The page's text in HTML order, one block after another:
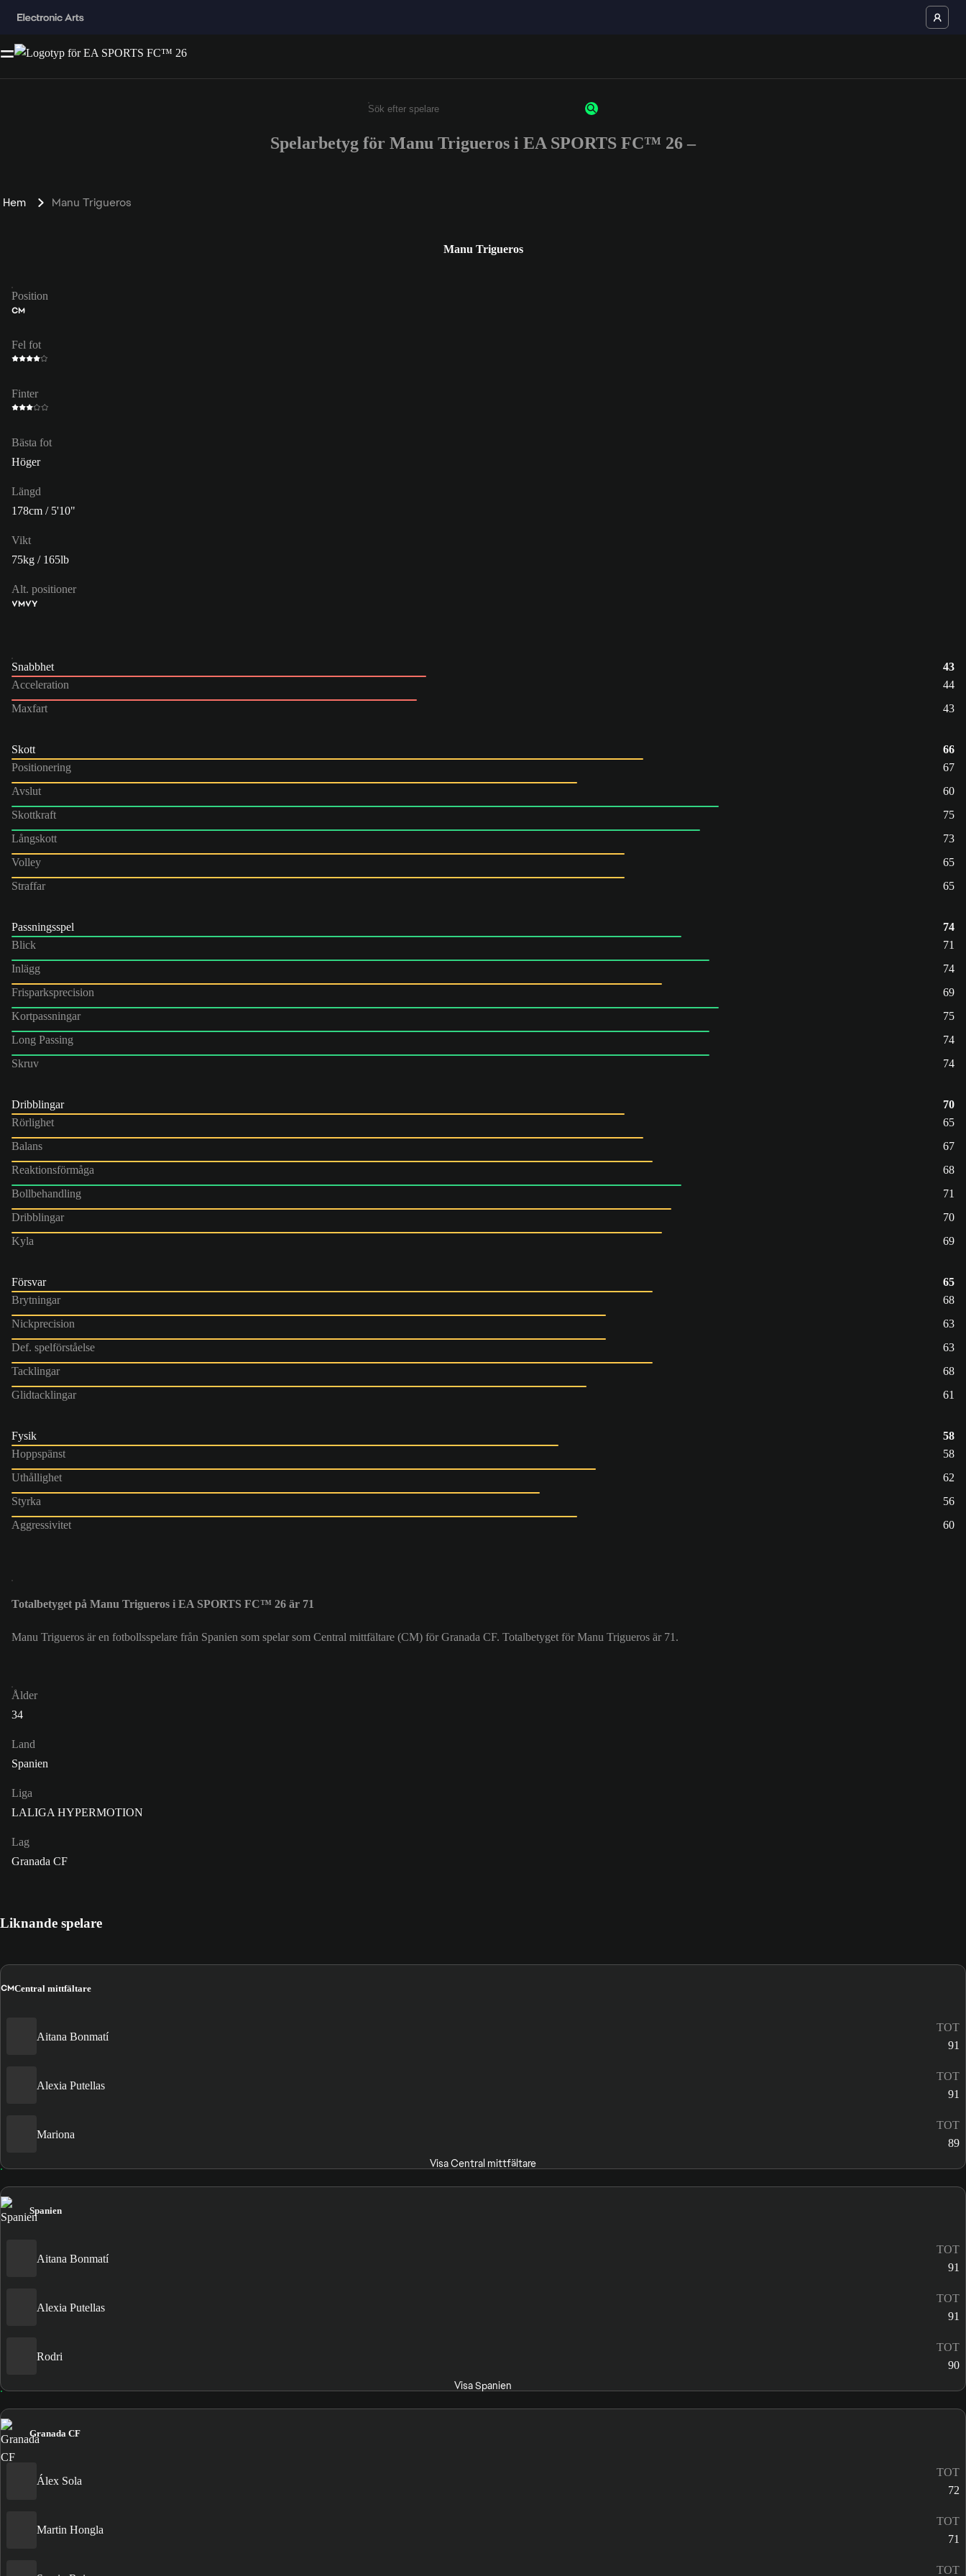
Ange minst 3 tecken eller siffror
Spelarbetyg för Manu Trigueros i EA SPORTS FC™ 26 –
Hem Manu Trigueros
Manu Trigueros
Position
CM
Fel fot
Finter
Bästa fot
Höger
Längd
178cm / 5'10"
Vikt
75kg / 165lb
Alt. positioner
VMVY
Snabbhet
43
Acceleration
44
Maxfart
43
Skott
66
Positionering
67
Avslut
60
Skottkraft
75
Långskott
73
Volley
65
Straffar
65
Passningsspel
74
Blick
71
Inlägg
74
Frisparksprecision
69
Kortpassningar
75
Long Passing
74
Skruv
74
Dribblingar
70
Rörlighet
65
Balans
67
Reaktionsförmåga
68
Bollbehandling
71
Dribblingar
70
Kyla
69
Försvar
65
Brytningar
68
Nickprecision
63
Def. spelförståelse
63
Tacklingar
68
Glidtacklingar
61
Fysik
58
Hoppspänst
58
Uthållighet
62
Styrka
56
Aggressivitet
60
Totalbetyget på Manu Trigueros i EA SPORTS FC™ 26 är 71
Manu Trigueros är en fotbollsspelare från Spanien som spelar som Central mittfältare (CM) för Granada CF. Totalbetyget för Manu Trigueros är 71.
Ålder
34
Land
Spanien
Liga
LALIGA HYPERMOTION
Lag
Granada CF
Liknande spelare
CMCentral mittfältare
Aitana Bonmatí
TOT
91
Alexia Putellas
TOT
91
Mariona
TOT
89
Visa Central mittfältare
Spanien
Aitana Bonmatí
TOT
91
Alexia Putellas
TOT
91
Rodri
TOT
90
Visa Spanien
Granada CF
Álex Sola
TOT
72
Martin Hongla
TOT
71
TOT